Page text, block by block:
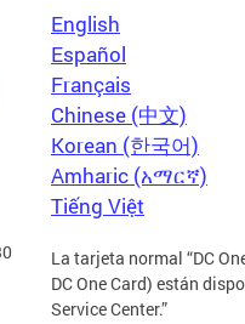
English
Español
Français
Chinese (中文)
Korean (한국어)
Amharic (አማርኛ)
Tiếng Việt
La tarjeta normal “DC
DC One Card) están
Service Center.”